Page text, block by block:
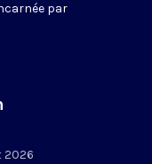
par
2026